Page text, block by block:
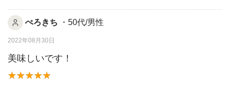
ぺろきち ・50代/男性
2022年08月30日
美味しいです！